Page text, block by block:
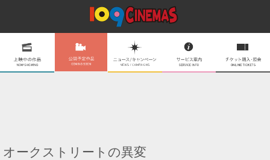
オークストリートの異変